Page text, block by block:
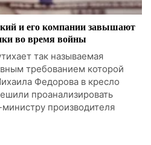
и его компании завышают
во время войны
так называемая
требованием которой
Федорова в кресло
проанализировать
производителя